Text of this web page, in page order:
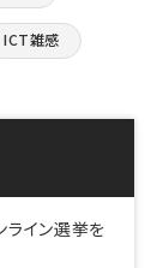
ICT雑感
ライン選挙を